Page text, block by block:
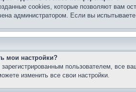
cookies, которые позволяют вам
администратором. Если вы
мои настройки?
пользователем, все
изменить все свои настройки.